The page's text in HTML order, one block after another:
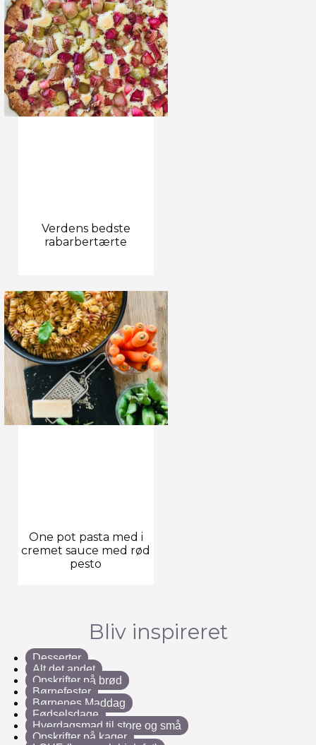
Verdens bedste
rabarbertærte
One pot pasta med i
cremet sauce med rød
pesto
Bliv inspireret
Desserter
Alt det andet
Opskrifter på brød
Børnefester
Børnenes Maddag
Fødselsdage
Hverdagsmad til store og små
Opskrifter på kager